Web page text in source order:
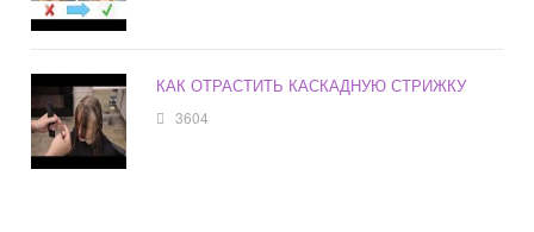
КАК ОТРАСТИТЬ КАСКАДНУЮ СТРИЖКУ
3604